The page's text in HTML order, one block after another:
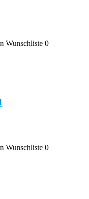
Wunschliste 0
Wunschliste 0